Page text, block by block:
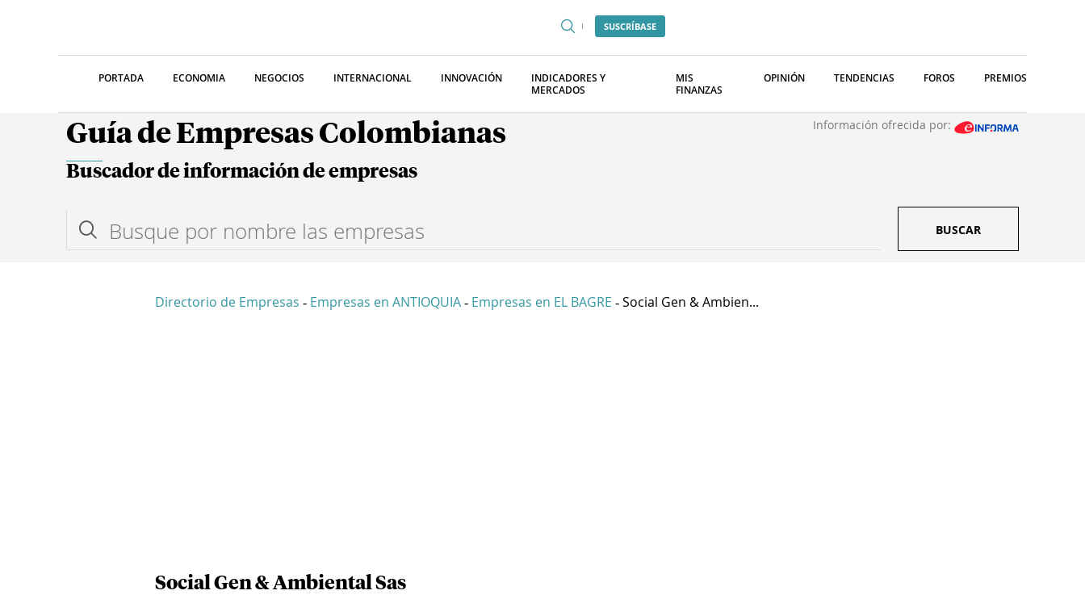
SUSCRÍBASE
PORTADA ECONOMIA NEGOCIOS INTERNACIONAL INNOVACIÓN
INDICADORES Y
MERCADOS
MIS
FINANZAS
OPINIÓN TENDENCIAS FOROS PREMIOS
Guía de Empresas Colombianas Información ofrecida por:
Buscador de información de empresas
BUSCAR
Directorio de Empresas - Empresas en ANTIOQUIA - Empresas en EL BAGRE - Social Gen & Ambien...
Social Gen & Ambiental Sas